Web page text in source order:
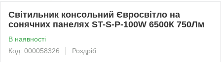
Світильник консольний Євросвітло на
сонячних панелях ST-S-P-100W 6500К 750Лм
В наявності
Код: 000058326
Роздріб